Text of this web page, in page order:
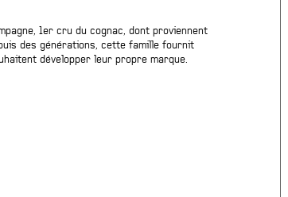
1er cru du cognac, dont proviennent
des générations, cette famille fournit
développer leur propre marque.